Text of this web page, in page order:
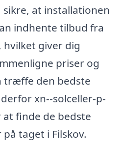
at installationen
indhente tilbud fra
giver dig
priser og
træffe den bedste
xn--solceller-p-
finde de bedste
taget i Filskov.